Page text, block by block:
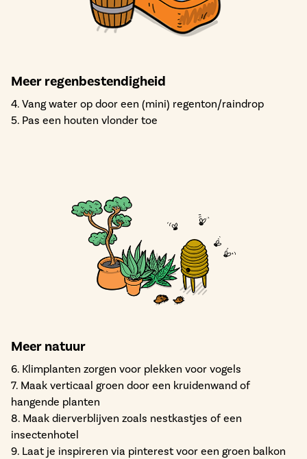
Meer regenbestendigheid
4. Vang water op door een (mini) regenton/raindrop
5. Pas een houten vlonder toe
Meer natuur
6. Klimplanten zorgen voor plekken voor vogels
7. Maak verticaal groen door een kruidenwand of
hangende planten
8. Maak dierverblijven zoals nestkastjes of een
insectenhotel
9. Laat je inspireren via pinterest voor een groen balkon